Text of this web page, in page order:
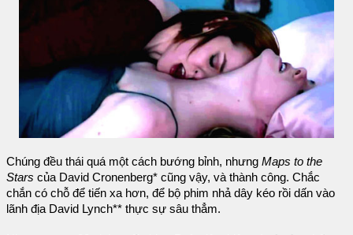
Chúng đều thái quá một cách bướng bỉnh, nhưng Maps to the
Stars của David Cronenberg* cũng vậy, và thành công. Chắc
chắn có chỗ để tiến xa hơn, để bộ phim nhả dây kéo rồi dấn vào
lãnh địa David Lynch** thực sự sâu thẳm.